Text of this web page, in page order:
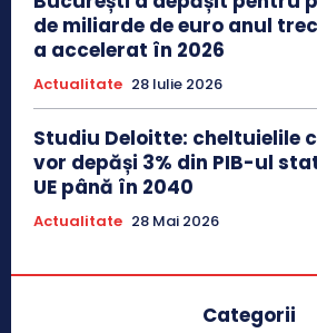
de miliarde de euro anul
a accelerat în 2026
Actualitate 28 Iulie 2026
Studiu Deloitte: cheltuielile
vor depăși 3% din PIB-ul
UE până în 2040
Actualitate 28 Mai 2026
Categorii